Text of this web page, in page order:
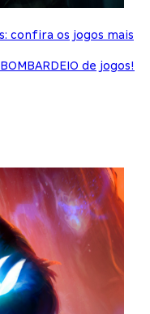
confira os jogos mais
de jogos!